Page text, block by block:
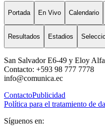
Portada En Vivo Calendario
Resultados Estadios
San Salvador E6-49 y Eloy
Contacto: +593 98 777 7778
info@comunica.ec
ContactoPublicidad
Política para el tratamiento de
Síguenos en: